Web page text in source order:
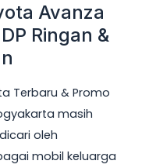
Avanza
Ringan &
Terbaru & Promo
masih
oleh
mobil keluarga